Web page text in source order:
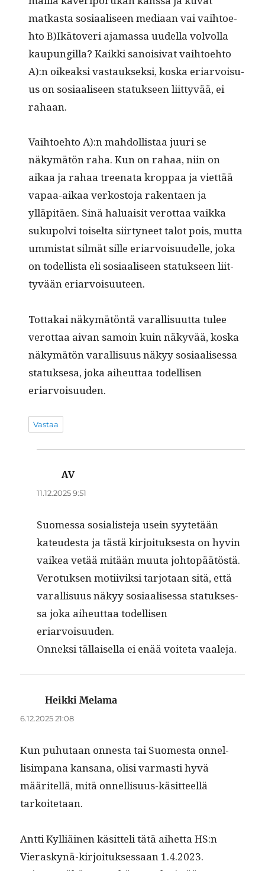
matkas­ta sosi­aaliseen medi­aan vai vai­h­toe­
hto B)Ikätoveri aja­mas­sa uudel­la volvol­la
kaupungilla? Kaik­ki sanois­i­vat vai­h­toe­hto
A):n oikeak­si vas­tauk­sek­si, kos­ka eri­ar­voisu­
us on sosi­aaliseen statuk­seen liit­tyvää, ei
rahaan.
Vai­h­toe­hto A):n mah­dol­lis­taa juuri se
näkymätön raha. Kun on rahaa, niin on
aikaa ja rahaa treena­ta krop­paa ja viet­tää
vapaa-aikaa verkos­to­ja rak­en­taen ja
ylläpitäen. Sinä halu­aisit verot­taa vaik­ka
sukupolvi toiselta siir­tyneet talot pois, mut­ta
ummi­s­tat silmät sille eri­ar­voisu­udelle, joka
on todel­lista eli sosi­aaliseen statuk­seen liit­
tyvään eriarvoisuuteen.
Tot­takai näkymätön­tä var­al­lisu­ut­ta tulee
verot­taa aivan samoin kuin näkyvää, kos­ka
näkymätön var­al­lisu­us näkyy sosi­aalises­sa
statuk­sesa, joka aiheut­taa todel­lisen
eriarvoisuuden.
Vastaa
AVsanoo:
11.12.2025 9:51
Suomes­sa sosial­is­te­ja usein syytetään
kateud­es­ta ja tästä kir­joituk­ses­ta on hyvin
vaikea vetää mitään muu­ta johtopäätöstä.
Vero­tuk­sen moti­iviksi tar­jo­taan sitä, että
var­al­lisu­us näkyy sosi­aalises­sa statuk­ses­
sa joka aiheut­taa todel­lisen
eriarvoisuuden.
Onnek­si täl­laisel­la ei enää voite­ta vaaleja.
Heikki Melama
6.12.2025 21:08
Kun puhutaan onnes­ta tai Suomes­ta onnel­
lisim­pana kansana, olisi var­masti hyvä
määritel­lä, mitä onnel­lisu­us-käsit­teel­lä
tarkoitetaan.
Antti Kyl­liäi­nen käsit­teli tätä aihet­ta HS:n
Vieraskynä-kir­joituk­ses­saan 1.4.2023.